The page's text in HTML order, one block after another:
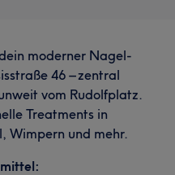
moderner Nagel-
46 – zentral
vom Rudolfplatz.
Treatments in
Wimpern und mehr.